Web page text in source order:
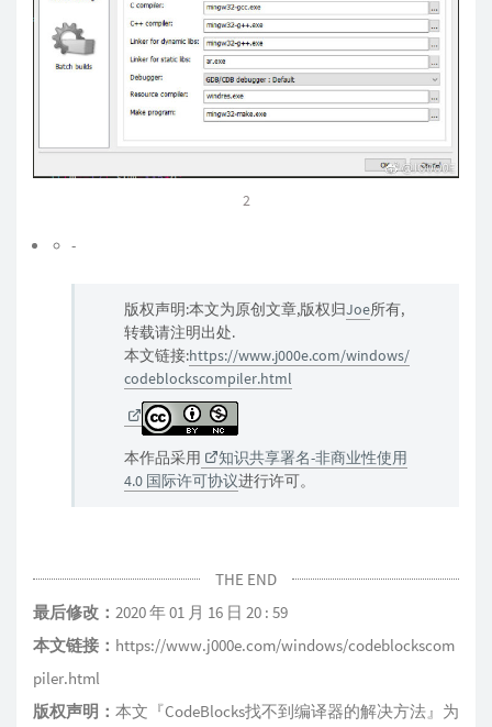
2
-
版权声明:本文为原创文章,版权归Joe所有,
转载请注明出处.
本文链接:https://www.j000e.com/windows/
codeblockscompiler.html
本作品采用
知识共享署名-非商业性使用
4.0 国际许可协议进行许可。
THE END
最后修改： 2020 年 01 月 16 日 20 : 59
本文链接： https://www.j000e.com/windows/codeblockscom
piler.html
版权声明： 本文『CodeBlocks找不到编译器的解决方法 』为